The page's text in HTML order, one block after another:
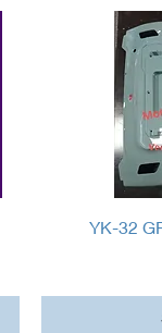
YK-32